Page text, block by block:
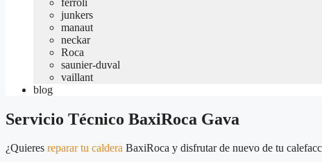
junkers
manaut
neckar
Roca
saunier-duval
vaillant
blog
Servicio Técnico BaxiRoca Gava
¿Quieres reparar tu caldera BaxiRoca y disfrutar de nuevo de tu